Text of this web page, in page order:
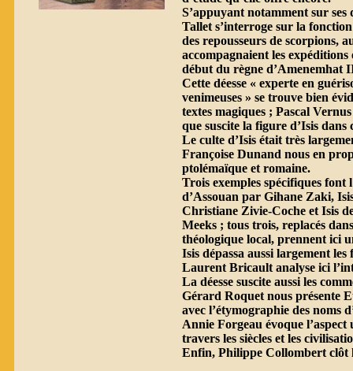
S’appuyant notamment sur ses
Tallet s’interroge sur la
des repousseurs de scorpions,
accompagnaient les
début du règne d’Amenemhat
Cette déesse « experte en
venimeuses » se trouve bien
textes magiques ; Pascal
que suscite la figure d’Isis dans
Le culte d’Isis était très
Françoise Dunand nous en
ptolémaïque et romaine.
Trois exemples spécifiques font
d’Assouan par Gihane Zaki,
Christiane Zivie-Coche et Isis
Meeks ; tous trois, replacés
théologique local, prennent ici
Isis dépassa aussi largement
Laurent Bricault analyse ici
La déesse suscite aussi les
Gérard Roquet nous présente
avec l’étymographie des noms
Annie Forgeau évoque
travers les siècles et les
Enfin, Philippe Collombert clôt